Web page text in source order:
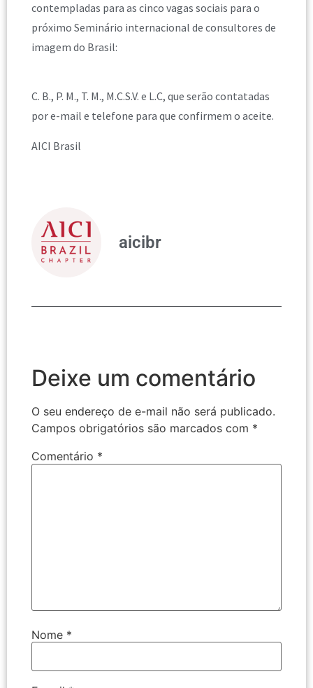
contempladas para as cinco vagas sociais para o
próximo Seminário internacional de consultores de
imagem do Brasil:
C. B., P. M., T. M., M.C.S.V. e L.C, que serão contatadas
por e-mail e telefone para que confirmem o aceite.
AICI Brasil
aicibr
Deixe um comentário
O seu endereço de e-mail não será publicado.
Campos obrigatórios são marcados com *
Comentário *
Nome *